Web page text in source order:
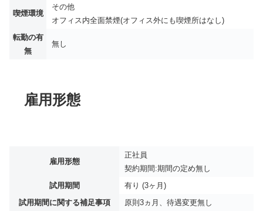
喫煙環境
その他
オフィス内全面禁煙(オフィス外にも喫煙所はなし)
転勤の有
無
無し
雇用形態
雇用形態
正社員
契約期間:期間の定め無し
試用期間
有り (3ヶ月)
試用期間に関する補足事項
原則3ヵ月、待遇変更無し